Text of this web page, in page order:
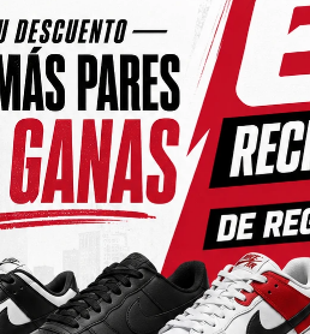
-53%
Boss Liquidación